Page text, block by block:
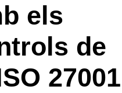
els
de
27001